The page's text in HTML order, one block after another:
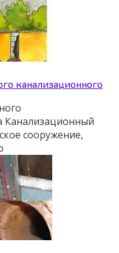
канализационного
Канализационный
сооружение,